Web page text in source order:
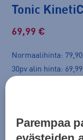
Tonic
69,99 €
Normaalihinta:
30pv alin hinta:
Parempaa